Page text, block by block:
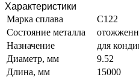
Характеристики
Марка сплава
С122
Состояние металла
Назначение
для
Диаметр, мм
9.52
Длина, мм
15000